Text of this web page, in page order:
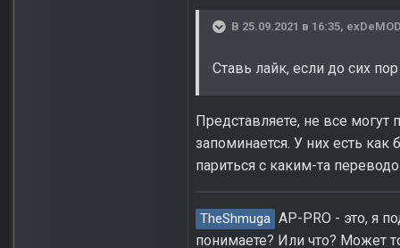
В 25.09.2021 в 16:35,
Ставь лайк, если до сих
Представляете, не все
запоминается. У них есть как
париться с каким-та
TheShmuga AP-PRO - это, я
понимаете? Или что? Может